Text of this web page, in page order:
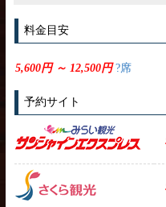
料金目安
5,600円 ～ 12,500円?席
予約サイト